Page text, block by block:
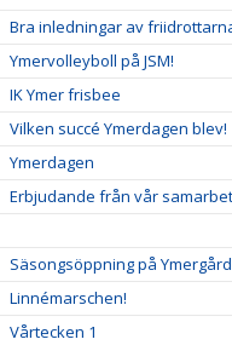
Bra inledningar av
Ymervolleyboll på JSM!
IK Ymer frisbee
Vilken succé Ymerdagen blev!
Ymerdagen
Erbjudande från vår
Säsongsöppning på
Linnémarschen!
Vårtecken 1